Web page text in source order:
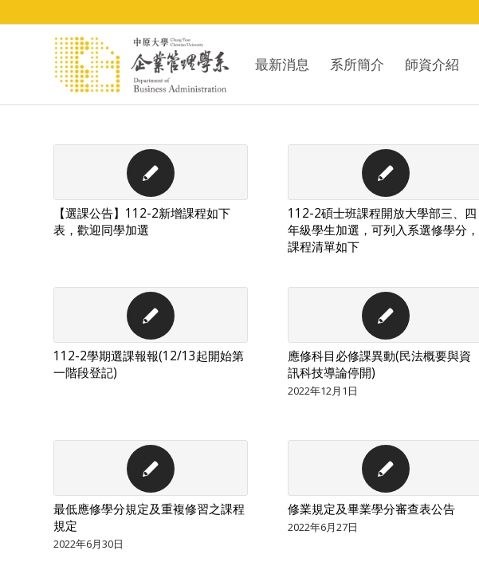
最新消息 系所簡介 師資介紹
【選課公告】112-2新增課程如下
表，歡迎同學加選
112-2碩士班課程開放大學部三、四
年級學生加選，可列入系選修學分，
課程清單如下
112-2學期選課報報(12/13起開始第
一階段登記)
應修科目必修課異動(民法概要與資
訊科技導論停開)
2022年12月1日
最低應修學分規定及重複修習之課程
規定
2022年6月30日
修業規定及畢業學分審查表公告
2022年6月27日